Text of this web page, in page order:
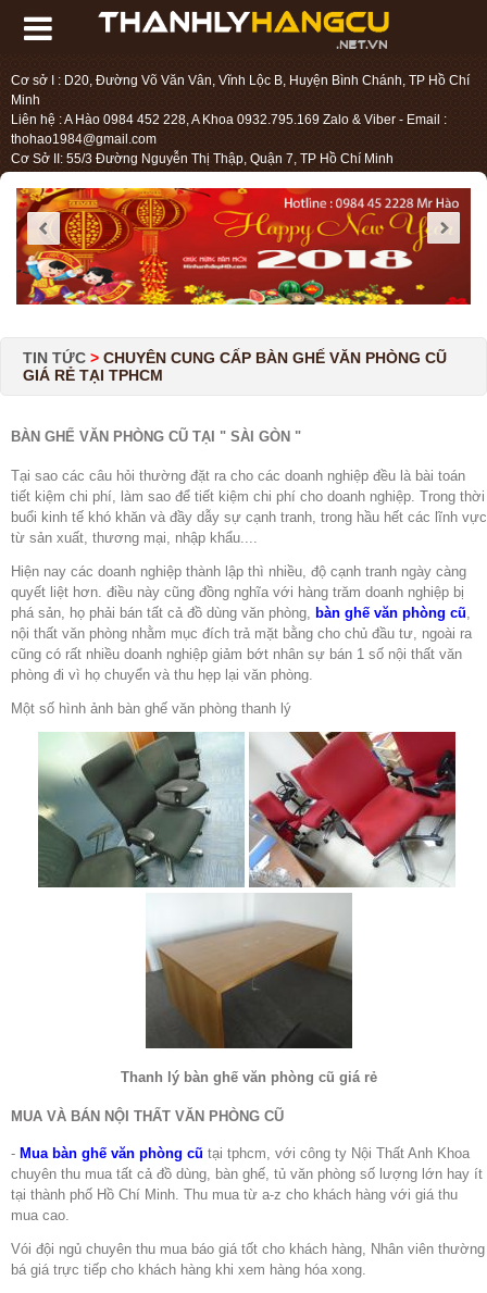
Cơ sở I : D20, Đường Võ Văn Vân, Vĩnh Lộc B, Huyện Bình Chánh, TP Hồ Chí
Minh
Liên hệ : A Hào 0984 452 228, A Khoa 0932.795.169 Zalo & Viber - Email :
thohao1984@gmail.com
Cơ Sở II: 55/3 Đường Nguyễn Thị Thập, Quận 7, TP Hồ Chí Minh
TIN TỨC > CHUYÊN CUNG CẤP BÀN GHẾ VĂN PHÒNG CŨ
GIÁ RẺ TẠI TPHCM
BÀN GHẾ VĂN PHÒNG CŨ TẠI " SÀI GÒN "
Tại sao các câu hỏi thường đặt ra cho các doanh nghiệp đều là bài toán
tiết kiệm chi phí, làm sao để tiết kiệm chi phí cho doanh nghiệp. Trong thời
buổi kinh tế khó khăn và đầy dẫy sự cạnh tranh, trong hầu hết các lĩnh vực
từ sản xuất, thương mại, nhập khẩu....
Hiện nay các doanh nghiệp thành lập thì nhiều, độ cạnh tranh ngày càng
quyết liệt hơn. điều này cũng đồng nghĩa với hàng trăm doanh nghiệp bị
phá sản, họ phải bán tất cả đồ dùng văn phòng, bàn ghế văn phòng cũ
nội thất văn phòng nhằm mục đích trả mặt bằng cho chủ đầu tư, ngoài ra
cũng có rất nhiều doanh nghiệp giảm bớt nhân sự bán 1 số nội thất văn
phòng đi vì họ chuyển và thu hẹp lại văn phòng.
Một số hình ảnh bàn ghế văn phòng thanh lý
Thanh lý bàn ghế văn phòng cũ giá rẻ
MUA VÀ BÁN NỘI THẤT VĂN PHÒNG CŨ
- Mua bàn ghế văn phòng cũ tại tphcm, với công ty Nội Thất Anh Khoa
chuyên thu mua tất cả đồ dùng, bàn ghế, tủ văn phòng số lượng lớn hay ít
tại thành phố Hồ Chí Minh. Thu mua từ a-z cho khách hàng với giá thu
mua cao.
Vói đội ngủ chuyên thu mua báo giá tốt cho khách hàng, Nhân viên thường
bá giá trực tiếp cho khách hàng khi xem hàng hóa xong.